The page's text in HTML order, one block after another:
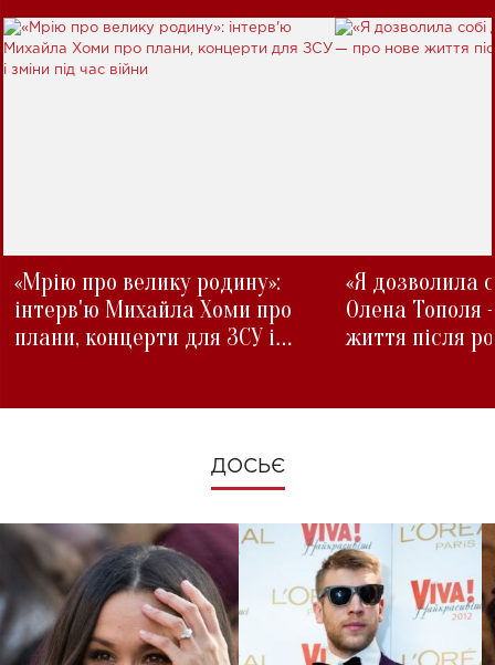
«Мрію про велику родину»:
інтерв'ю Михайла Хоми про
плани, концерти для ЗСУ і
«Я дозволила
Олена Тополя
життя після
ДОСЬЄ